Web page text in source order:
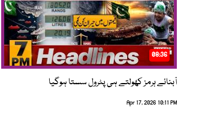
08:36
آبنائے ہرمز کھولتے ہی پٹرول سستا ہوگیا
Apr 17, 2026 10:11 PM